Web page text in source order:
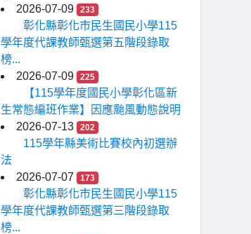
2026-07-09
233
彰化縣彰化市民生國民小學115
學年度代課教師甄選第五階段錄取
榜...
2026-07-09
225
【115學年度國民小學彰化區新
生常態編班作業】因應颱風動態說明
2026-07-13
202
115學年縣美術比賽校內初選辦
法
2026-07-07
173
彰化縣彰化市民生國民小學115
學年度代課教師甄選第三階段錄取
榜...